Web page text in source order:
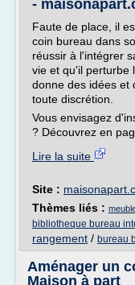
-
Faute de place, il
coin bureau dans
réussir à l'intégrer
vie et qu'il perturbe
donne des idées et
toute discrétion.
Vous envisagez
? Découvrez en
Lire la suite
Site :
Thèmes liés :
bibliotheque bureau
rangement / bureau
Aménager un
Maison à part